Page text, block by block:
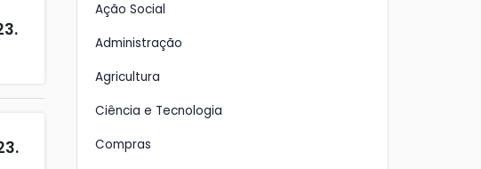
Ação Social
Administração
Agricultura
Ciência e Tecnologia
Compras